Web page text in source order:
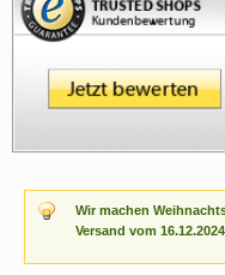
Wir machen
Versand vom